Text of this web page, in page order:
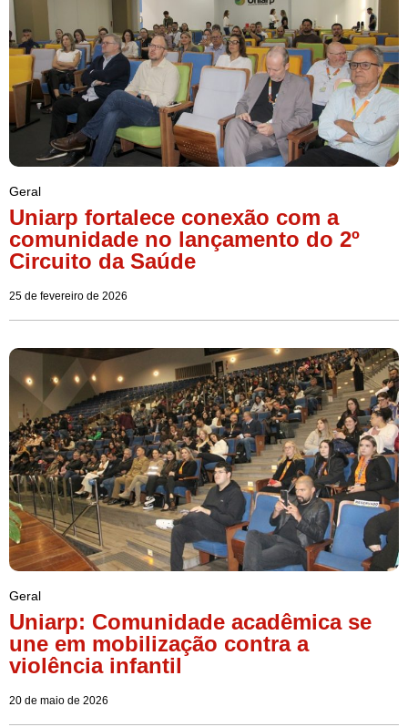
Geral
Uniarp fortalece conexão com a
comunidade no lançamento do 2º
Circuito da Saúde
25 de fevereiro de 2026
Geral
Uniarp: Comunidade acadêmica se
une em mobilização contra a
violência infantil
20 de maio de 2026